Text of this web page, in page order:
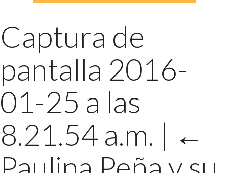
Captura de
pantalla 2016-
01-25 a las
8.21.54 a.m. | ←